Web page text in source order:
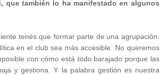
que también lo ha manifestado en algunos
tenés que formar parte de una agrupación.
en el club sea más accesible. No queremos
con cómo está todo barajado porque las
y gestiona. Y la palabra gestión es nuestra